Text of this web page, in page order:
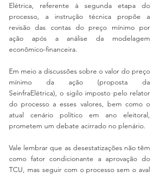
Elétrica, referente à segunda etapa do
processo, a instrução técnica propõe a
revisão das contas do preço mínimo por
ação após a análise da modelagem
econômico-financeira.
Em meio a discussões sobre o valor do preço
mínimo da ação (proposta da
SeinfraElétrica), o sigilo imposto pelo relator
do processo a esses valores, bem como o
atual cenário político em ano eleitoral,
prometem um debate acirrado no plenário.
Vale lembrar que as desestatizações não têm
como fator condicionante a aprovação do
TCU, mas seguir com o processo sem o aval